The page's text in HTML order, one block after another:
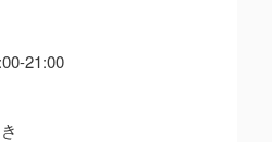
21:00